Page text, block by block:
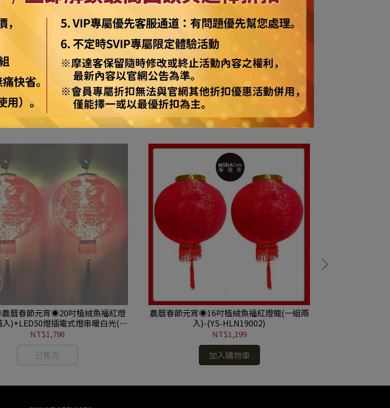
曆春節元宵◉20吋植絨魚福紅燈
)+LED50燈插電式燈串暖白光(附
IC控制器) YSC-2408001
NT$1,790
已售完
農曆春節元宵◉16吋植絨魚福紅燈籠(一組兩
入)-(YS-HLN19002)
NT$1,199
加入購物車